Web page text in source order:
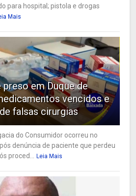
para hospital; pistola e drogas
Mais
em Duque de
vencidos e
falsas cirurgias
do Consumidor ocorreu no
denúncia de paciente que perdeu
proced...
Leia Mais